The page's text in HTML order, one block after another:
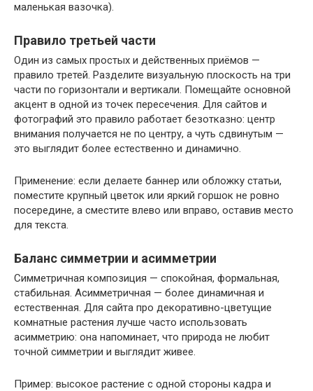
маленькая вазочка).
Правило третьей части
Один из самых простых и действенных приёмов —
правило третей. Разделите визуальную плоскость на три
части по горизонтали и вертикали. Помещайте основной
акцент в одной из точек пересечения. Для сайтов и
фотографий это правило работает безотказно: центр
внимания получается не по центру, а чуть сдвинутым —
это выглядит более естественно и динамично.
Применение: если делаете баннер или обложку статьи,
поместите крупный цветок или яркий горшок не ровно
посередине, а сместите влево или вправо, оставив место
для текста.
Баланс симметрии и асимметрии
Симметричная композиция — спокойная, формальная,
стабильная. Асимметричная — более динамичная и
естественная. Для сайта про декоративно-цветущие
комнатные растения лучше часто использовать
асимметрию: она напоминает, что природа не любит
точной симметрии и выглядит живее.
Пример: высокое растение с одной стороны кадра и